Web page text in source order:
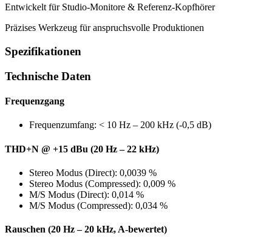
Entwickelt für Studio-Monitore & Referenz-Kopfhörer
Präzises Werkzeug für anspruchsvolle Produktionen
Spezifikationen
Technische Daten
Frequenzgang
Frequenzumfang: < 10 Hz – 200 kHz (-0,5 dB)
THD+N @ +15 dBu (20 Hz – 22 kHz)
Stereo Modus (Direct): 0,0039 %
Stereo Modus (Compressed): 0,009 %
M/S Modus (Direct): 0,014 %
M/S Modus (Compressed): 0,034 %
Rauschen (20 Hz – 20 kHz, A-bewertet)